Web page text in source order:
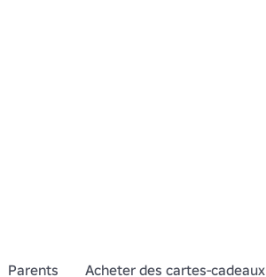
Parents Acheter des cartes-cadeaux